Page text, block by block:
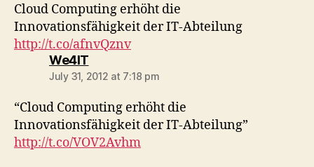
Cloud Computing erhöht die
Innovationsfähigkeit der IT-Abteilung
http://t.co/afnvQznv
We4ITsays:
July 31, 2012 at 7:18 pm
“Cloud Computing erhöht die
Innovationsfähigkeit der IT-Abteilung”
http://t.co/VOV2Avhm